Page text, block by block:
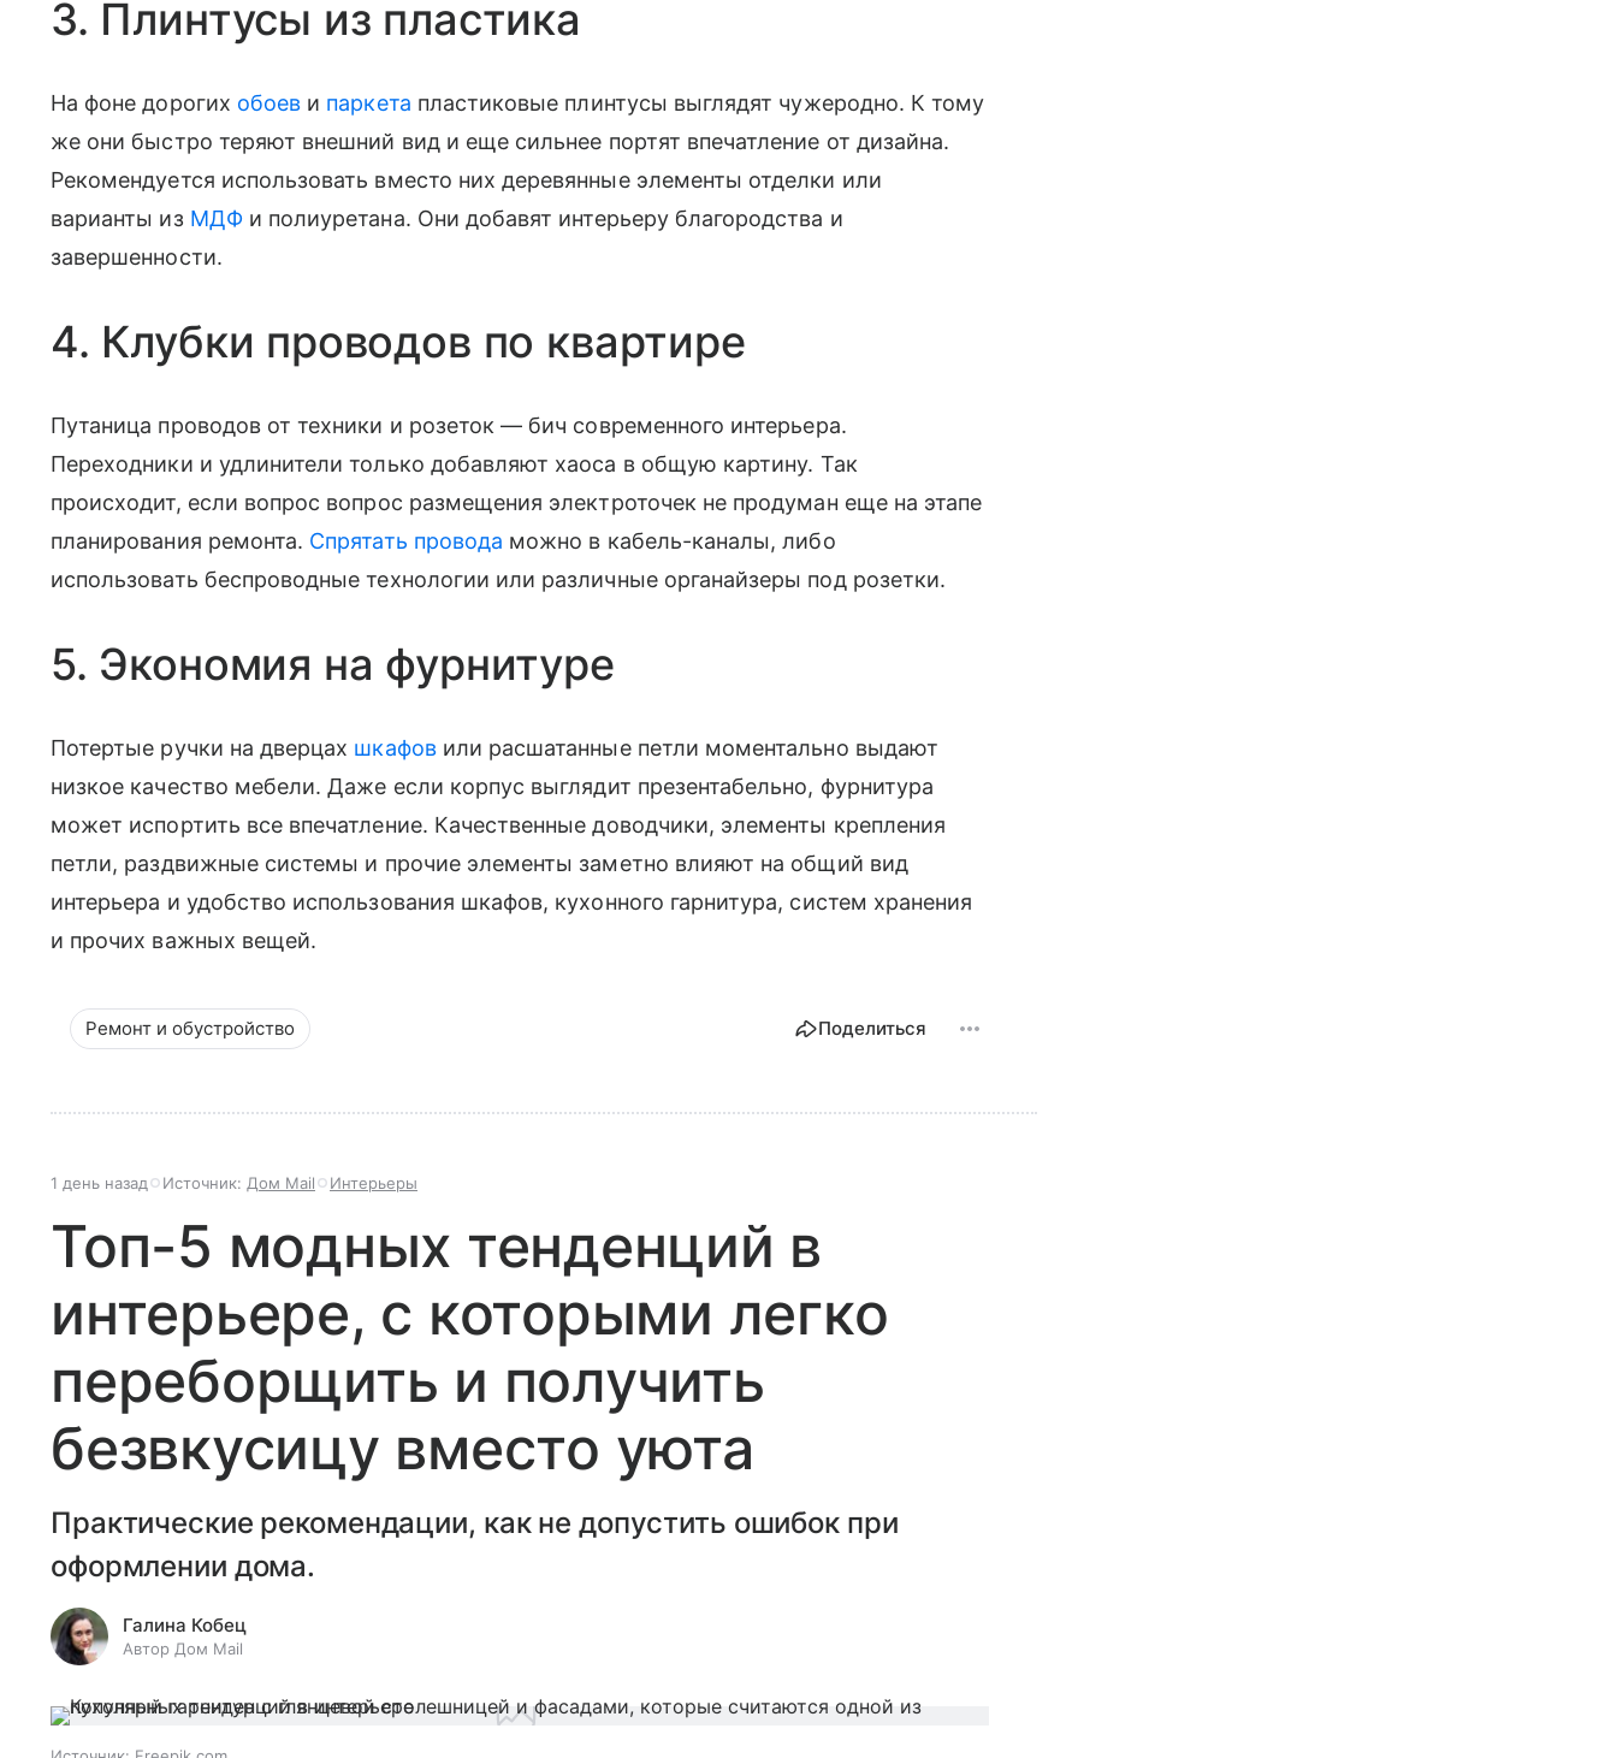
3. Плинтусы из пластика
На фоне дорогих обоев и паркета пластиковые плинтусы выглядят чужеродно. К тому
же они быстро теряют внешний вид и еще сильнее портят впечатление от дизайна.
Рекомендуется использовать вместо них деревянные элементы отделки или
варианты из МДФи полиуретана. Они добавят интерьеру благородства и
завершенности.
4. Клубки проводов по квартире
Путаница проводов от техники и розеток — бич современного интерьера.
Переходники и удлинители только добавляют хаоса в общую картину. Так
происходит, если вопрос вопрос размещения электроточек не продуман еще на этапе
планирования ремонта. Спрятать провода можно в кабель-каналы, либо
использовать беспроводные технологии или различные органайзеры под розетки.
5. Экономия на фурнитуре
Потертые ручки на дверцах шкафовили расшатанные петли моментально выдают
низкое качество мебели. Даже если корпус выглядит презентабельно, фурнитура
может испортить все впечатление. Качественные доводчики, элементы крепления
петли, раздвижные системы и прочие элементы заметно влияют на общий вид
интерьера и удобство использования шкафов, кухонного гарнитура, систем хранения
и прочих важных вещей.
Ремонт и обустройство Поделиться
1 день назад Источник: Дом Mail Интерьеры
Топ-5 модных тенденций в
интерьере, с которыми легко
переборщить и получить
безвкусицу вместо уюта
Практические рекомендации, как не допустить ошибок при
оформлении дома.
Галина Кобец
Автор Дом Mail